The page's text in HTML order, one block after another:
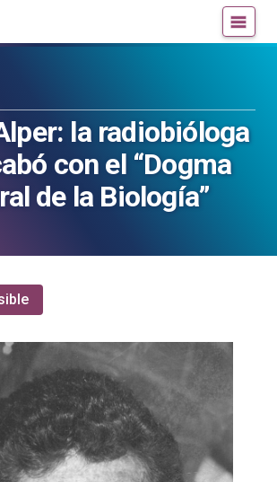
la radiobióloga
con el “Dogma
de la Biología”